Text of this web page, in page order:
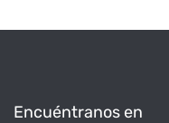
Encuéntranos en